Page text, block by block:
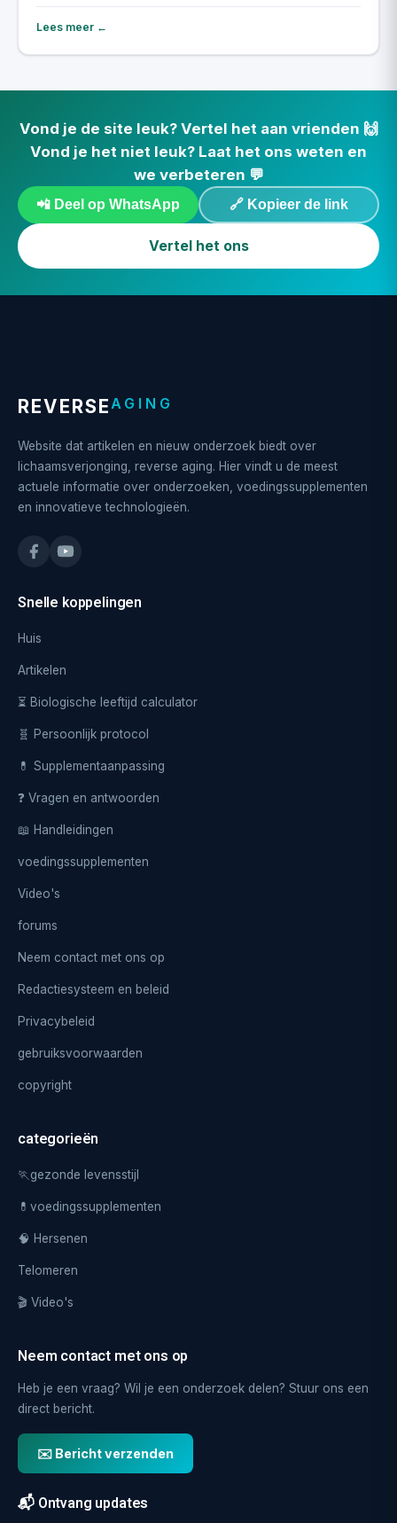
Lees meer ←
Vond je de site leuk? Vertel het aan vrienden 🙌
Vond je het niet leuk? Laat het ons weten en
we verbeteren 💬
📲 Deel op WhatsApp 🔗 Kopieer de link
Vertel het ons
REVERSE AGING
Website dat artikelen en nieuw onderzoek biedt over
lichaamsverjonging, reverse aging. Hier vindt u de meest
actuele informatie over onderzoeken, voedingssupplementen
en innovatieve technologieën.
Snelle koppelingen
Huis
Artikelen
⏳ Biologische leeftijd calculator
🧬 Persoonlijk protocol
💊 Supplementaanpassing
❓ Vragen en antwoorden
📖 Handleidingen
voedingssupplementen
Video's
forums
Neem contact met ons op
Redactiesysteem en beleid
Privacybeleid
gebruiksvoorwaarden
copyright
categorieën
🏃gezonde levensstijl
💊voedingssupplementen
🧠 Hersenen
Telomeren
🎬 Video's
Neem contact met ons op
Heb je een vraag? Wil je een onderzoek delen? Stuur ons een
direct bericht.
✉️ Bericht verzenden
📬 Ontvang updates